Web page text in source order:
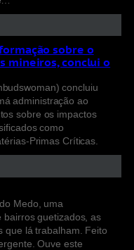
sobre o
mineiros, conclui o
concluiu
administração ao
sobre os impactos
como
Primas Críticas.
Medo, uma
bairros guetizados, as
que lá trabalham. Feito
Ouve este